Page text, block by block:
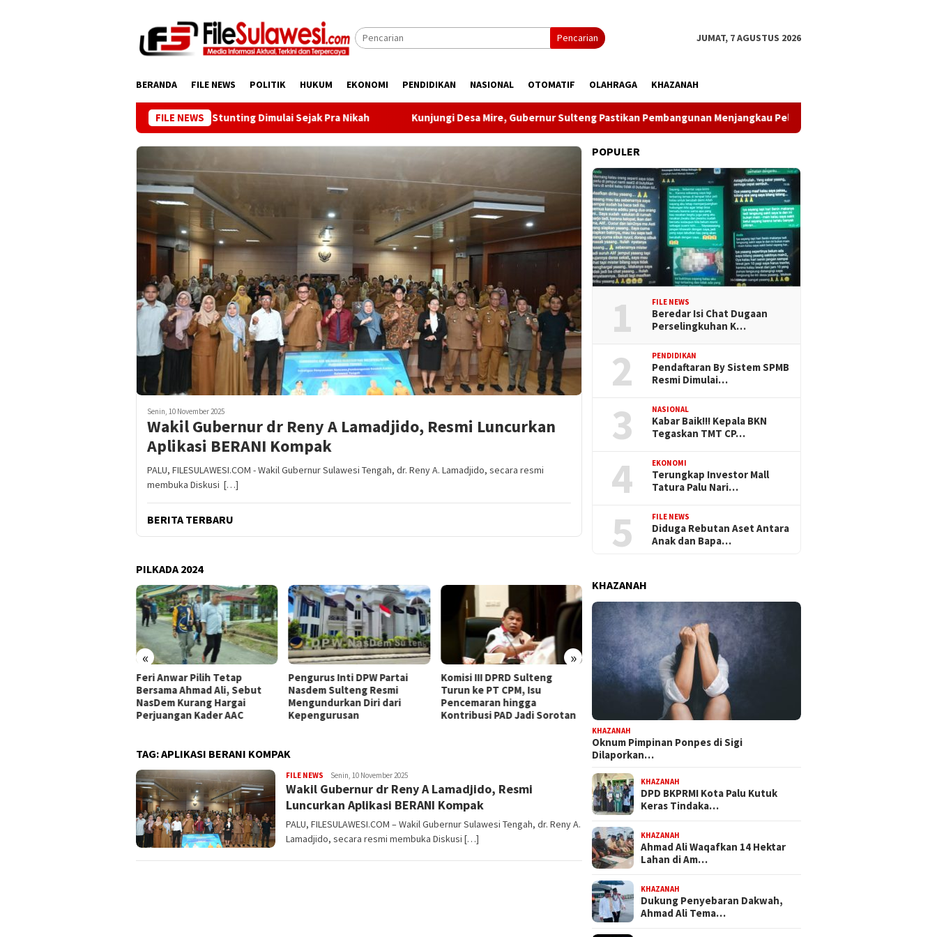
Pencarian JUMAT, 7 AGUSTUS 2026
BERANDA FILE NEWS POLITIK HUKUM EKONOMI PENDIDIKAN NASIONAL OTOMATIF OLAHRAGA KHAZANAH
FILE NEWS
Wakil Gubernur Reny: Cegah Stunting Dimulai Sejak Pra Nikah Kunjungi Desa Mire, Gubernur Sulteng Pastikan Pembangunan Menjangkau Pelosok
Senin, 10 November 2025
Wakil Gubernur dr Reny A Lamadjido, Resmi Luncurkan
Aplikasi BERANI Kompak
PALU, FILESULAWESI.COM - Wakil Gubernur Sulawesi Tengah, dr. Reny A. Lamadjido, secara resmi
membuka Diskusi […]
BERITA TERBARU
PILKADA 2024
« »
Feri Anwar Pilih Tetap
Bersama Ahmad Ali, Sebut
NasDem Kurang Hargai
Perjuangan Kader AAC
Pengurus Inti DPW Partai
Nasdem Sulteng Resmi
Mengundurkan Diri dari
Kepengurusan
Komisi III DPRD Sulteng
Turun ke PT CPM, Isu
Pencemaran hingga
Kontribusi PAD Jadi Sorotan
Dapat Mandat PKB, H Nanang
Persiapkan Diri Hadapi
Pilwalkot Palu 2029
Propemperda 2027
TAG:APLIKASI BERANI KOMPAK
FILE NEWS FILESULAWESI
Senin, 10 November 2025
Wakil Gubernur dr Reny A Lamadjido, Resmi
Luncurkan Aplikasi BERANI Kompak
PALU, FILESULAWESI.COM – Wakil Gubernur Sulawesi Tengah, dr. Reny A.
Lamadjido, secara resmi membuka Diskusi […]
POPULER
1 FILE NEWS
Beredar Isi Chat Dugaan
Perselingkuhan K…
2 PENDIDIKAN
Pendaftaran By Sistem SPMB
Resmi Dimulai…
3 NASIONAL
Kabar Baik!!! Kepala BKN
Tegaskan TMT CP…
4 EKONOMI
Terungkap Investor Mall
Tatura Palu Nari…
5 FILE NEWS
Diduga Rebutan Aset Antara
Anak dan Bapa…
KHAZANAH
KHAZANAH
Oknum Pimpinan Ponpes di Sigi
Dilaporkan…
KHAZANAH
DPD BKPRMI Kota Palu Kutuk
Keras Tindaka…
KHAZANAH
Ahmad Ali Waqafkan 14 Hektar
Lahan di Am…
KHAZANAH
Dukung Penyebaran Dakwah,
Ahmad Ali Tema…